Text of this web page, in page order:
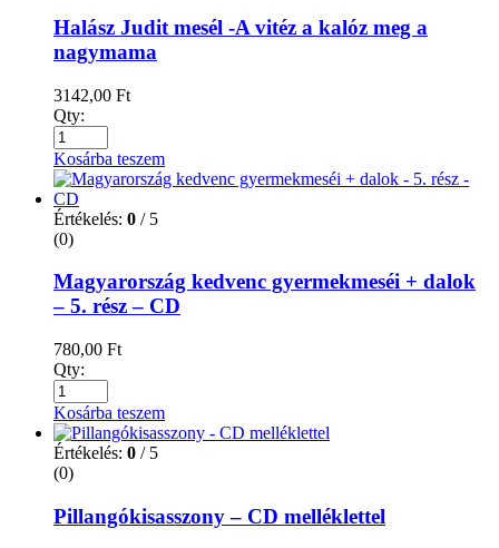
Halász Judit mesél -A vitéz a kalóz meg a
nagymama
3142,00 Ft
Qty:
Kosárba teszem
Értékelés: 0 / 5
(0)
Magyarország kedvenc gyermekmeséi + dalok
– 5. rész – CD
780,00 Ft
Qty:
Kosárba teszem
Értékelés: 0 / 5
(0)
Pillangókisasszony – CD melléklettel